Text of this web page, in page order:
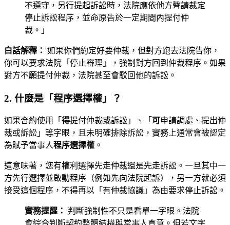
不遵守，另行提起訴訟時，法院應依他方聲請裁定
停止訴訟程序，並命原告於一定期間內提付仲
裁。」
白話解釋： 如果你們約定好要仲裁，但對方跑去法院告你，
你可以要求法院「停止審理」，強制對方回到仲裁程序。如果
對方不願提付仲裁，法院甚至會駁回他的訴訟。
2. 什麼是「程序選擇權」？
如果合約使用「 得提付仲裁或訴訟」、「 可申請調處、提出仲
裁或訴訟」等字眼，且未明確排除訴訟，實務上通常會被認定
為賦予當事人程序選擇權 。
這意味著，您有權利選擇先走仲裁還是先走訴訟。一旦其中一
方先行選擇並啟動程序（例如先向法院起訴），另一方就必須
接受這個程序，不得再以「有仲裁協議」為由要求停止訴訟。
實務提醒： 判斷強制性不只是看單一字眼。法院